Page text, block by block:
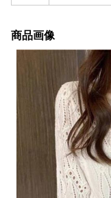
商品画像